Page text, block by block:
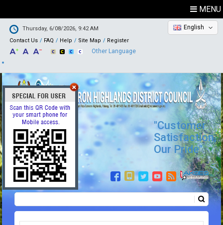
MENU
Thursday, 6/08/2026, 9:42 AM
Contact Us
FAQ Help Site Map Register
English
Other Language
"Customer
Satisfaction,
Our Pride"
Search form